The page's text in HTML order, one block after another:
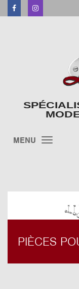
FacebookInstagram
MENU
PIÈCES